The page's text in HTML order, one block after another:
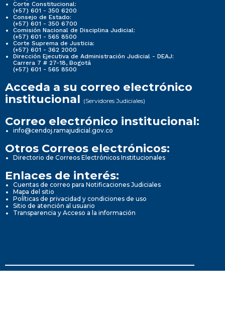
Corte Constitucional:
(+57) 601 - 350 6200
Consejo de Estado:
(+57) 601 - 350 6700
Comisión Nacional de Disciplina Judicial:
(+57) 601 - 565 8500
Corte Suprema de Justicia:
(+57) 601 - 362 2000
Dirección Ejecutiva de Administración Judicial - DEAJ:
Carrera 7 # 27-18, Bogotá
(+57) 601 - 565 8500
Acceda a su correo electrónico
institucional (Servidores Judiciales)
Correo electrónico institucional:
info@cendoj.ramajudicial.gov.co
Otros Correos electrónicos:
Directorio de Correos Electrónicos Institucionales
Enlaces de interés:
Cuentas de correo para Notificaciones Judiciales
Mapa del sitio
Políticas de privacidad y condiciones de uso
Sitio de atención al usuario
Transparencia y Acceso a la información